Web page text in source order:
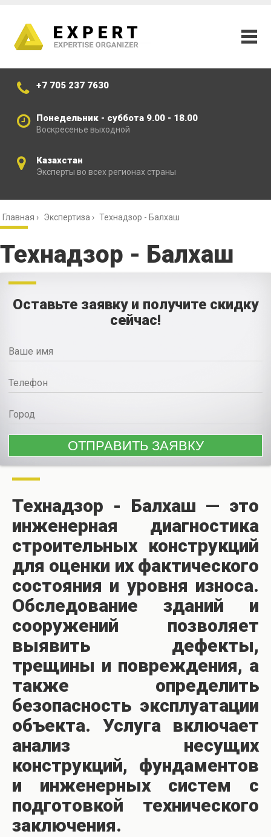
+7 705 237 7630
Понедельник - суббота 9.00 - 18.00
Воскресенье выходной
Казахстан
Эксперты во всех регионах страны
Главная › Экспертиза › Технадзор - Балхаш
Технадзор - Балхаш
Оставьте заявку и получите скидку
сейчас!
Технадзор - Балхаш — это
инженерная диагностика
строительных конструкций
для оценки их фактического
состояния и уровня износа.
Обследование зданий и
сооружений позволяет
выявить дефекты,
трещины и повреждения, а
также определить
безопасность эксплуатации
объекта. Услуга включает
анализ несущих
конструкций, фундаментов
и инженерных систем с
подготовкой технического
заключения.